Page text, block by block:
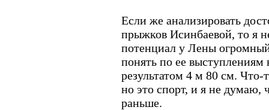
Если же анализировать
прыжков Исинбаевой, то я
потенциал у Лены
понять по ее
результатом 4 м 80 см.
но это спорт, и я не думаю,
раньше.